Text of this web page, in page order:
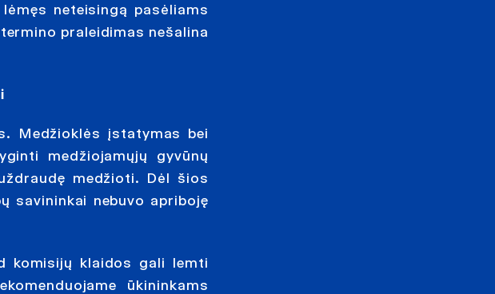
neteisingą pasėliams
praleidimas nešalina
Medžioklės įstatymas bei
medžiojamųjų gyvūnų
medžioti. Dėl šios
savininkai nebuvo apriboję
komisijų klaidos gali lemti
ūkininkams